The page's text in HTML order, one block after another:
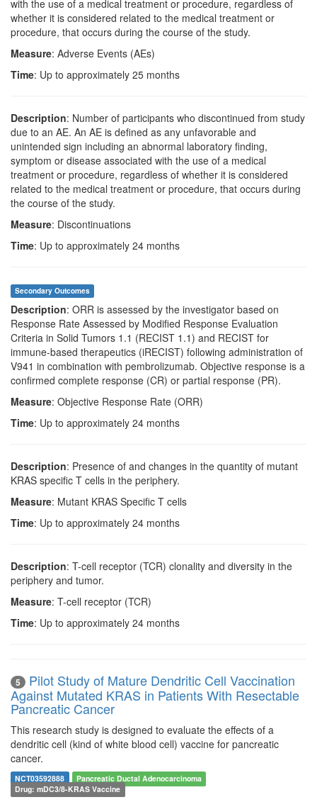
with the use of a medical treatment or procedure, regardless of
whether it is considered related to the medical treatment or
procedure, that occurs during the course of the study.
Measure: Adverse Events (AEs)
Time: Up to approximately 25 months
Description: Number of participants who discontinued from study
due to an AE. An AE is defined as any unfavorable and
unintended sign including an abnormal laboratory finding,
symptom or disease associated with the use of a medical
treatment or procedure, regardless of whether it is considered
related to the medical treatment or procedure, that occurs during
the course of the study.
Measure: Discontinuations
Time: Up to approximately 24 months
Secondary Outcomes
Description: ORR is assessed by the investigator based on
Response Rate Assessed by Modified Response Evaluation
Criteria in Solid Tumors 1.1 (RECIST 1.1) and RECIST for
immune-based therapeutics (iRECIST) following administration of
V941 in combination with pembrolizumab. Objective response is a
confirmed complete response (CR) or partial response (PR).
Measure: Objective Response Rate (ORR)
Time: Up to approximately 24 months
Description: Presence of and changes in the quantity of mutant
KRAS specific T cells in the periphery.
Measure: Mutant KRAS Specific T cells
Time: Up to approximately 24 months
Description: T-cell receptor (TCR) clonality and diversity in the
periphery and tumor.
Measure: T-cell receptor (TCR)
Time: Up to approximately 24 months
5
Pilot Study of Mature Dendritic Cell Vaccination
Against Mutated KRAS in Patients With Resectable
Pancreatic Cancer
This research study is designed to evaluate the effects of a
dendritic cell (kind of white blood cell) vaccine for pancreatic
cancer.
NCT03592888
Pancreatic Ductal Adenocarcinoma
Drug: mDC3/8-KRAS Vaccine